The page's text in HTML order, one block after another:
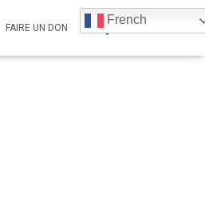
FAIRE UN DON
French